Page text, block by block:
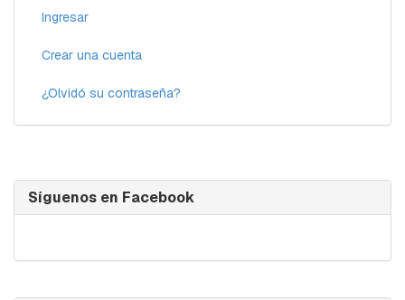
Ingresar
Crear una cuenta
¿Olvidó su contraseña?
Síguenos en Facebook